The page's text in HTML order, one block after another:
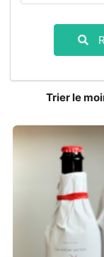
Trierle